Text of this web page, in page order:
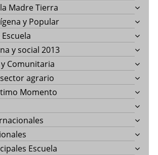
Madre Tierra
y Popular
y social 2013
Comunitaria
agrario
Momento
Escuela